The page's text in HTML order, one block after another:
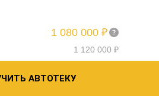
1 080 000 ₽
1 120 000 ₽
АВТОТЕКУ